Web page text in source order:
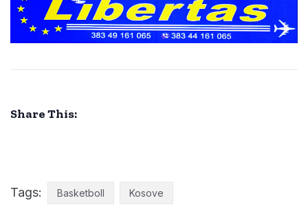
Share This:
Tags: Basketboll Kosove